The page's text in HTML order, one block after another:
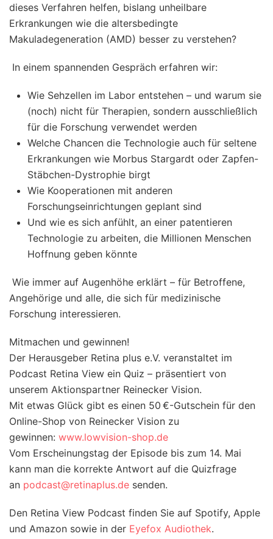
dieses Verfahren helfen, bislang unheilbare
Erkrankungen wie die altersbedingte
Makuladegeneration (AMD) besser zu verstehen?
In einem spannenden Gespräch erfahren wir:
Wie Sehzellen im Labor entstehen – und warum sie
(noch) nicht für Therapien, sondern ausschließlich
für die Forschung verwendet werden
Welche Chancen die Technologie auch für seltene
Erkrankungen wie Morbus Stargardt oder Zapfen-
Stäbchen-Dystrophie birgt
Wie Kooperationen mit anderen
Forschungseinrichtungen geplant sind
Und wie es sich anfühlt, an einer patentieren
Technologie zu arbeiten, die Millionen Menschen
Hoffnung geben könnte
Wie immer auf Augenhöhe erklärt – für Betroffene,
Angehörige und alle, die sich für medizinische
Forschung interessieren.
Mitmachen und gewinnen!
Der Herausgeber Retina plus e.V. veranstaltet im
Podcast Retina View ein Quiz – präsentiert von
unserem Aktionspartner Reinecker Vision.
Mit etwas Glück gibt es einen 50 €-Gutschein für den
Online-Shop von Reinecker Vision zu
gewinnen: www.lowvision-shop.de
Vom Erscheinungstag der Episode bis zum 14. Mai
kann man die korrekte Antwort auf die Quizfrage
an podcast@retinaplus.de senden.
Den Retina View Podcast finden Sie auf Spotify, Apple
und Amazon sowie in der Eyefox Audiothek.